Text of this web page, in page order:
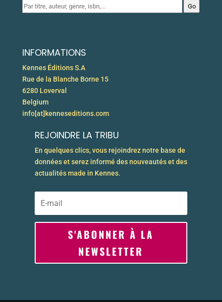
Go
INFORMATIONS
Kennes Éditions S.A
Rue de la Blanche Borne 15
6280 Loverval
Belgium
info[at]kenneseditions.com
REJOINDRE LA TRIBU
En quelques clics, vous rejoindrez notre base de
données et serez informé des nouveautés et des
actualités made in Kennes.
S'ABONNER À LA
NEWSLETTER